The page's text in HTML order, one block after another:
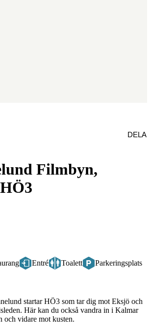
Filmbyn,
DELA
Entré Toalett Parkeringsplats
startar HÖ3 som tar dig mot Eksjö och
Här kan du också vandra in i Kalmar
och vidare mot kusten.